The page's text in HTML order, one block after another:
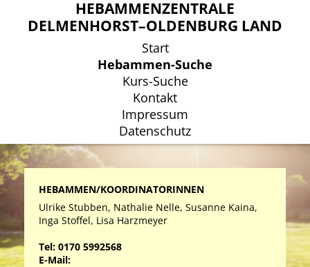
HEBAMMENZENTRALE
DELMENHORST–OLDENBURG LAND
Start
Hebammen-Suche
Kurs-Suche
Kontakt
Impressum
Datenschutz
HEBAMMENZENTRALE
DELMENHORST–OLDENBURG LAND
Start
Hebammen-Suche
Kurs-Suche
Kontakt
Impressum
Datenschutz
HEBAMMEN/KOORDINATORINNEN
Ulrike Stubben, Nathalie Nelle, Susanne Kaina,
Inga Stoffel, Lisa Harzmeyer
Tel: 0170 5992568
E-Mail: